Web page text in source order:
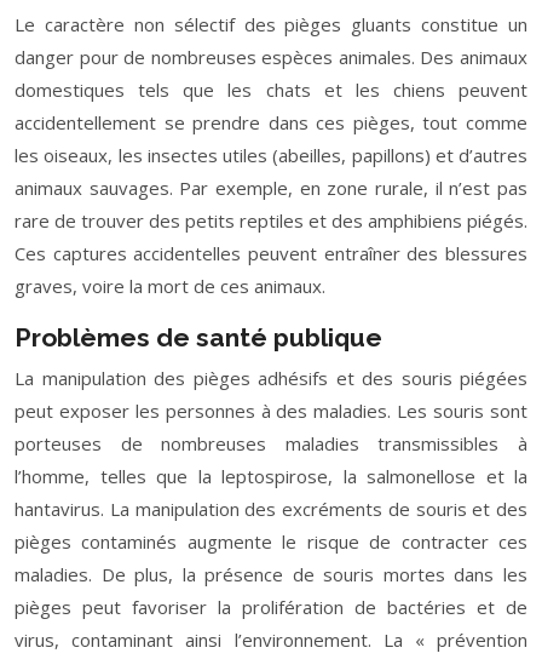
Le caractère non sélectif des pièges gluants constitue un
danger pour de nombreuses espèces animales. Des animaux
domestiques tels que les chats et les chiens peuvent
accidentellement se prendre dans ces pièges, tout comme
les oiseaux, les insectes utiles (abeilles, papillons) et d’autres
animaux sauvages. Par exemple, en zone rurale, il n’est pas
rare de trouver des petits reptiles et des amphibiens piégés.
Ces captures accidentelles peuvent entraîner des blessures
graves, voire la mort de ces animaux.
Problèmes de santé publique
La manipulation des pièges adhésifs et des souris piégées
peut exposer les personnes à des maladies. Les souris sont
porteuses de nombreuses maladies transmissibles à
l’homme, telles que la leptospirose, la salmonellose et la
hantavirus. La manipulation des excréments de souris et des
pièges contaminés augmente le risque de contracter ces
maladies. De plus, la présence de souris mortes dans les
pièges peut favoriser la prolifération de bactéries et de
virus, contaminant ainsi l’environnement. La « prévention